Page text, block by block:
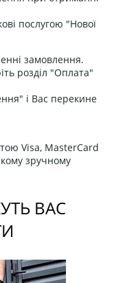
послугою "Нової
замовлення.
розділ "Оплата"
і Вас перекине
Visa, MasterCard
зручному
ВАС